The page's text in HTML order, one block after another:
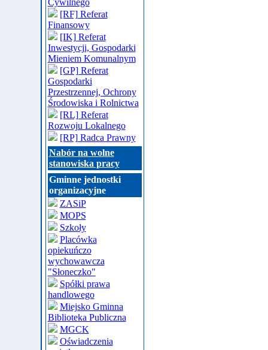
Cywilnego
[RF] Referat
Finansowy
[IK] Referat
Inwestycji, Gospodarki
Mieniem Komunalnym
[GP] Referat
Gospodarki
Przestrzennej, Ochrony
Środowiska i Rolnictwa
[RL] Referat
Rozwoju Lokalnego
[RP] Radca Prawny
Nabór na wolne
stanowiska pracy
Gminne jednostki
organizacyjne
ZASiP
MOPS
Szkoły
Placówka
opiekuńczo
wychowawcza
"Słoneczko"
Spółki prawa
handlowego
Miejsko Gminna
Biblioteka Publiczna
MGCK
Oświadczenia